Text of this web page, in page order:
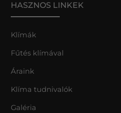
HASZNOS LINKEK
Klímák
Fűtés klímával
Áraink
Klíma tudnivalók
Galéria